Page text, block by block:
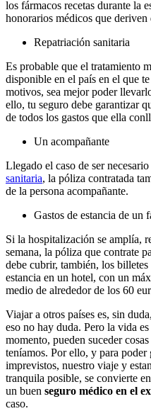
los fármacos recetas durante la
honorarios médicos que
Repatriación sanitaria
Es probable que el tratamiento
disponible en el país en el que
motivos, sea mejor poder
ello, tu seguro debe garantizar
de todos los gastos que ella
Un acompañante
Llegado el caso de ser
sanitaria, la póliza contratada
de la persona acompañante.
Gastos de estancia de un
Si la hospitalización se amplía,
semana, la póliza que contrate
debe cubrir, también, los
estancia en un hotel, con un
medio de alrededor de los 60
Viajar a otros países es, sin
eso no hay duda. Pero la vida
momento, pueden suceder
teníamos. Por ello, y para poder
imprevistos, nuestro viaje y
tranquila posible, se convierte
un buen seguro médico en el
caso.